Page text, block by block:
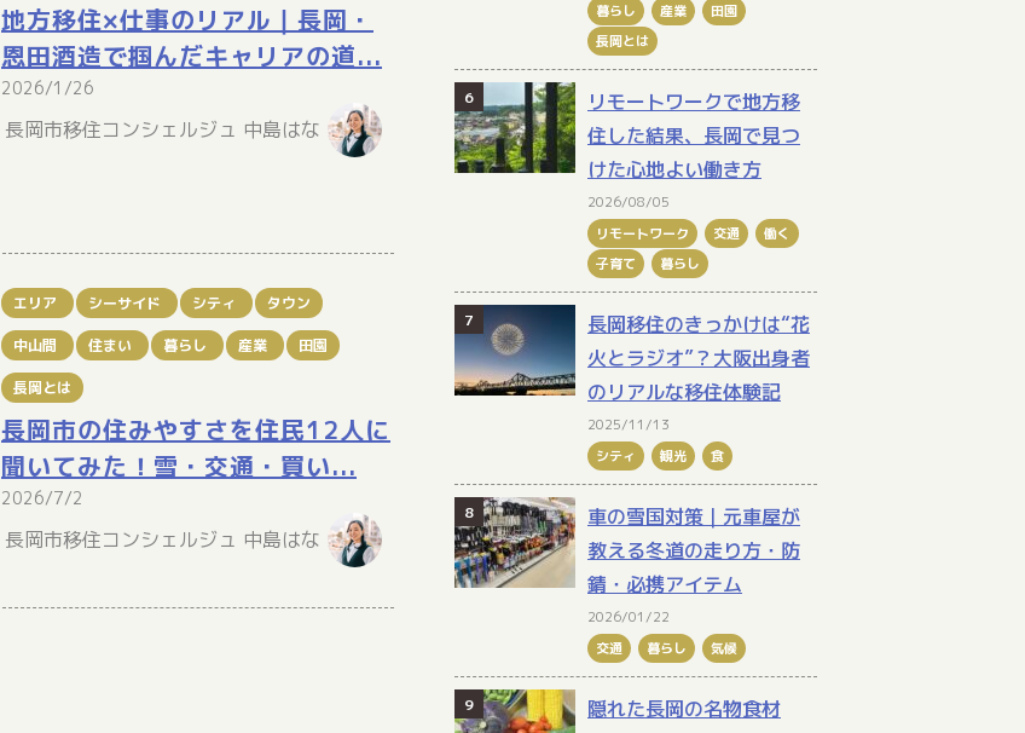
地方移住×仕事のリアル｜長岡・
恩田酒造で掴んだキャリアの道...
2026/1/26
長岡市移住コンシェルジュ 中島はな
エリア シーサイド シティ タウン
中山間 住まい 暮らし 産業 田園
長岡とは
長岡市の住みやすさを住民12人に
聞いてみた！雪・交通・買い...
2026/7/2
長岡市移住コンシェルジュ 中島はな
暮らし
産業
田園
長岡とは
リモートワークで地方移
住した結果、長岡で見つ
けた心地よい働き方
2026/08/05
リモートワーク
交通
働く
子育て
暮らし
長岡移住のきっかけは“花
火とラジオ”？大阪出身者
のリアルな移住体験記
2025/11/13
シティ
観光 食
車の雪国対策｜元車屋が
教える冬道の走り方・防
錆・必携アイテム
2026/01/22
交通
暮らし 気候
隠れた長岡の名物食材